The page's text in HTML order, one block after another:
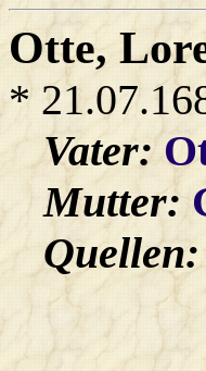
Otte,
*
Vater:
Mutter:
Quellen: